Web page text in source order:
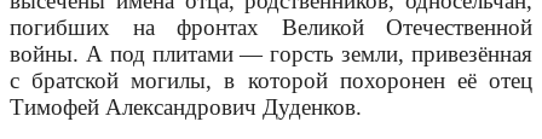
погибших на фронтах Великой Отечественной
войны. А под плитами — горсть земли, привезённая
с братской могилы, в которой похоронен её отец
Тимофей Александрович Дуденков.